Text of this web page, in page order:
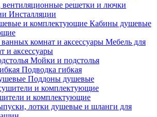
вентиляционные решетки и лючки
Инсталляции
Кабины душевые
Мебель для
и аксессуары
Мойки и подстолья
Подводка гибкая
Поддоны душевые
и комплектующие